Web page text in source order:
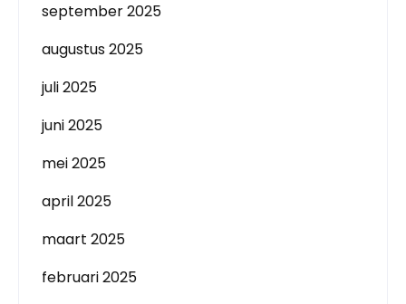
september 2025
augustus 2025
juli 2025
juni 2025
mei 2025
april 2025
maart 2025
februari 2025